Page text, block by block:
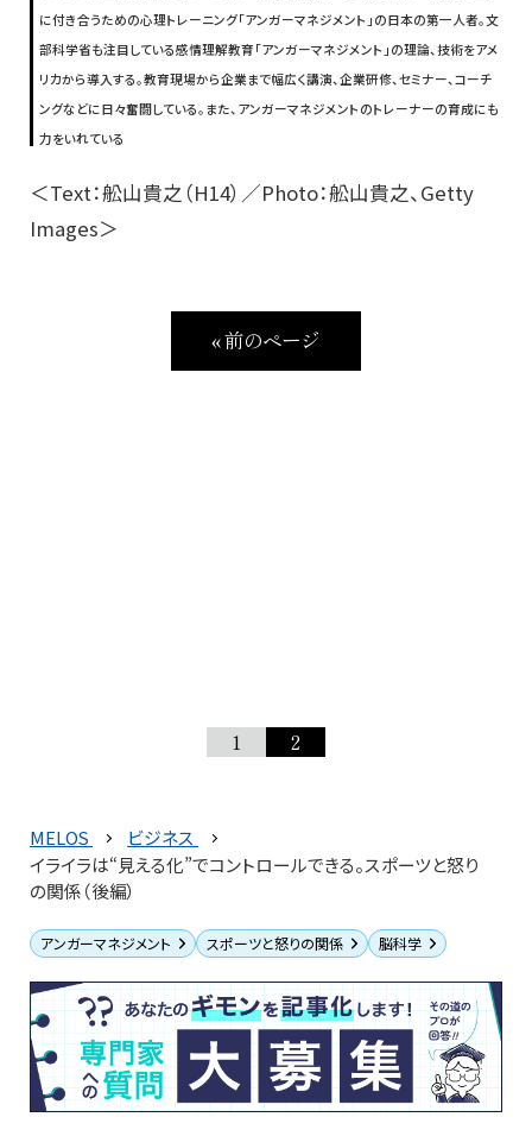
に付き合うための心理トレーニング「アンガーマネジメント」の日本の第一人者。文
部科学省も注目している感情理解教育「アンガーマネジメント」の理論、技術をアメ
リカから導入する。教育現場から企業まで幅広く講演、企業研修、セミナー、コーチ
ングなどに日々奮闘している。また、アンガーマネジメントのトレーナーの育成にも
力をいれている
＜Text：舩山貴之（H14）／Photo：舩山貴之、Getty
Images＞
« 前のページ
1 2
MELOS
ビジネス
イライラは“見える化”でコントロールできる。スポーツと怒り
の関係（後編）
アンガーマネジメント スポーツと怒りの関係 脳科学